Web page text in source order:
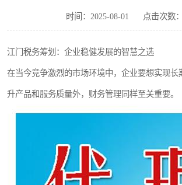
时间：2025-08-01 点击次数
江门税务筹划：企业稳健发展的智慧之选
在当今竞争激烈的市场环境中，企业要想实现长
升产品和服务质量外，财务管理同样至关重要。
进出口经